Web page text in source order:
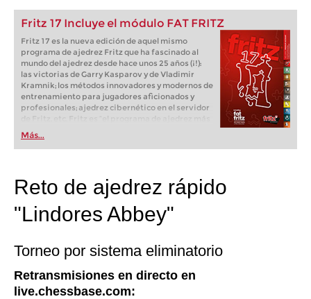
Fritz 17 Incluye el módulo FAT FRITZ
Fritz 17 es la nueva edición de aquel mismo
programa de ajedrez Fritz que ha fascinado al
mundo del ajedrez desde hace unos 25 años (¡!):
las victorias de Garry Kasparov y de Vladimir
Kramnik; los métodos innovadores y modernos de
entrenamiento para jugadores aficionados y
profesionales; ajedrez cibernético en el servidor
popular de Alemania” (Der Spiegel) y ofrece todo
lo que necesita el ajedrecista. La novedad más
espectacular: Fritz 17 incluye el módulo basado
Más...
Reto de ajedrez rápido
"Lindores Abbey"
Torneo por sistema eliminatorio
Retransmisiones en directo en
live.chessbase.com: